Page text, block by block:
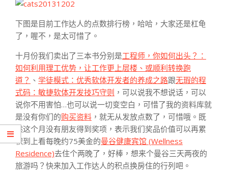
下图是目前工作达人的点数排行榜，哈哈，大家还是杠龟
了，喔不，是太可惜了。
十月份我们卖出了三本书分别是工程师，你如何出头？：
如何利用理工优势，让工作更上层楼、或顺利转换跑
道？ 、 学徒模式：优秀软体开发者的养成之路跟无瑕的程
式码：敏捷软体开发技巧守则 ，可以说我不想说话，可以
说你不用害怕…也可以说一切变空白，可惜了我的资料库就
是没有你们的购买资料 ，就无从发放点数了，可惜哦。既
然这个月没有朋友得到奖项，表示我们奖品价值可以再累
积到上看每晚约75美金的曼谷健康宾馆 (Wellness
Residence)去住个两晚了，好棒，想来个曼谷三天两夜的
旅游吗？快来加入工作达人的积点换房住的行列吧。